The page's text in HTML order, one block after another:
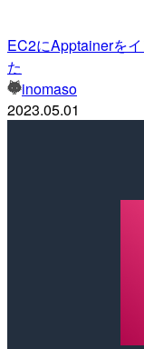
EC2にApptainerを
た
inomaso
2023.05.01